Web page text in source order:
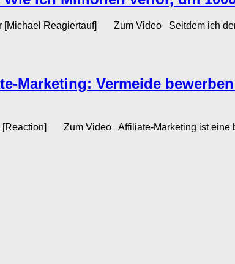
[Michael Reagiertauf] Zum Video Seitdem ich
Marketing: Vermeide
[Reaction] Zum Video Affiliate-Marketing ist eine